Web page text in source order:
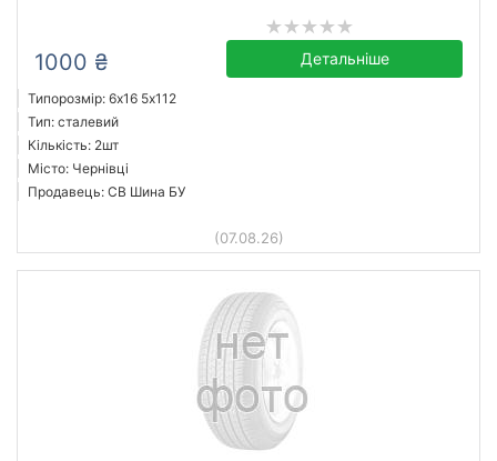
1000 ₴ Детальніше
Типорозмір: 6x16 5х112
Тип: сталевий
Кількість: 2шт
Місто: Чернівці
Продавець: СВ Шина БУ
(07.08.26)